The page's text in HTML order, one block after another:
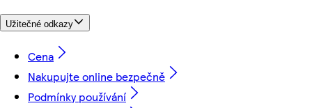
Užitečné odkazy
Cena
Nakupujte online bezpečně
Podmínky používání